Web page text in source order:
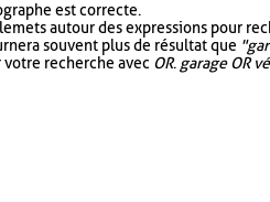
est correcte.
autour des expressions pour
souvent plus de résultat que
votre recherche avec OR. garage OR